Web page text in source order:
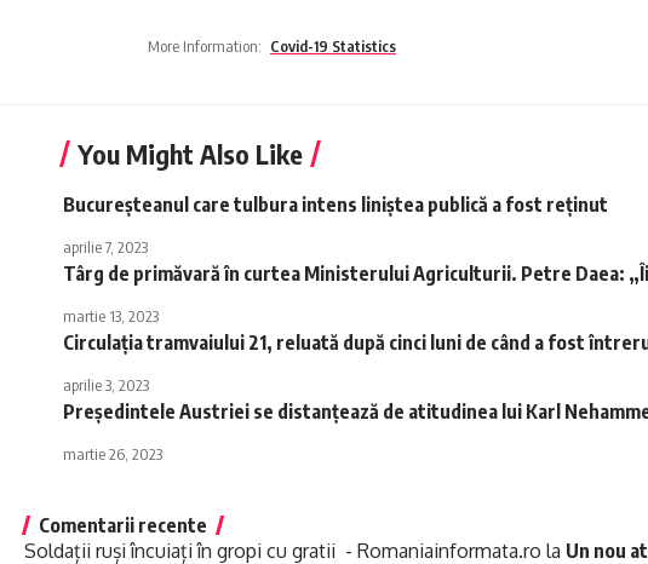
More Information: Covid-19 Statistics
You Might Also Like
Bucureșteanul care tulbura intens liniștea publică a fost reținut
aprilie 7, 2023
Târg de primăvară în curtea Ministerului Agriculturii. Petre Daea:
martie 13, 2023
Circulația tramvaiului 21, reluată după cinci luni de când a fost
aprilie 3, 2023
Preşedintele Austriei se distanțează de atitudinea lui Karl
martie 26, 2023
Comentarii recente
Soldații ruși încuiați în gropi cu gratii - Romaniainformata.ro la Un nou